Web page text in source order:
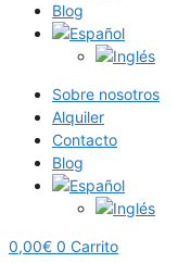
Blog
Sobre nosotros
Alquiler
Contacto
Blog
0,00€ 0 Carrito